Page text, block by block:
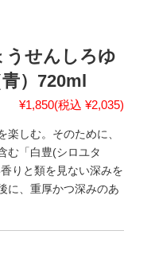
せんしろゆ
）720ml
¥1,850(税込 ¥2,035)
楽しむ。そのために、
む「白豊(シロユタ
りと類を見ない深みを
に、重厚かつ深みのあ